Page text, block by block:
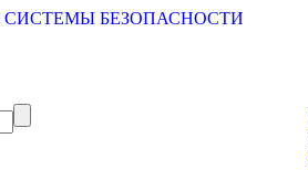
БЕЗОПАСНОСТИ